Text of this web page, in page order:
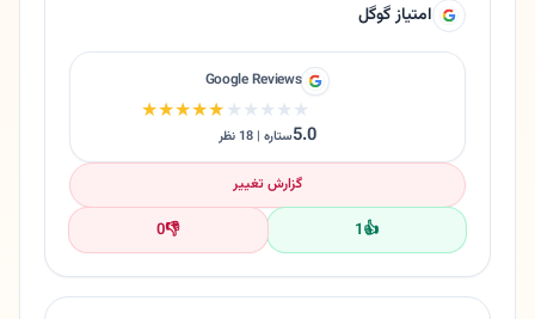
امتیاز گوگل
Google Reviews
★★★★★
★★★★★
5.0ستاره | 18 نظر
گزارش تغییر
👍
1
👎
0